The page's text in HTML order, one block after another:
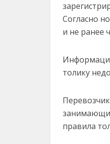
Согласно
и не ранее
толику
правила